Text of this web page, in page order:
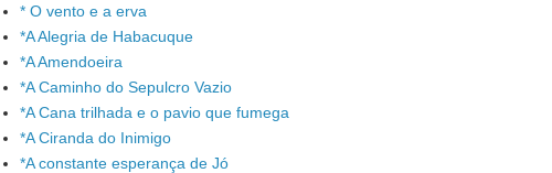
* O vento e a erva
*A Alegria de Habacuque
*A Amendoeira
*A Caminho do Sepulcro Vazio
*A Cana trilhada e o pavio que fumega
*A Ciranda do Inimigo
*A constante esperança de Jó